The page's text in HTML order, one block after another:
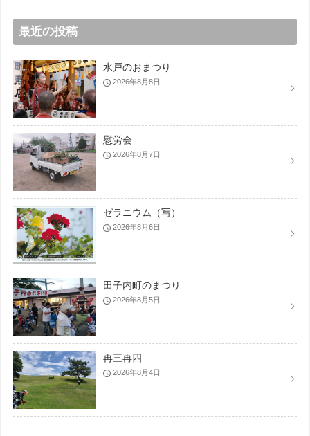
最近の投稿
水戸のおまつり
2026年8月8日
慰労会
2026年8月7日
ゼラニウム（写）
2026年8月6日
田子内町のまつり
2026年8月5日
再三再四
2026年8月4日